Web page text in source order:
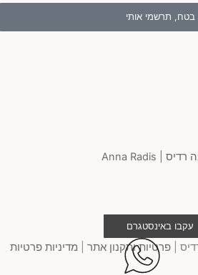
בטח, תרשמי אותי
עקבו באינסטגרם
| פרטיות ותקנון אתר| מדיניות פרטיות